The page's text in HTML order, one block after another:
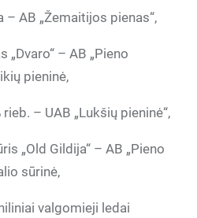
– AB „Žemaitijos pienas“,
– AB „Pieno
pieninė,
– UAB „Lukšių pieninė“,
„Old Gildija“ – AB „Pieno
sūrinė,
valgomieji ledai